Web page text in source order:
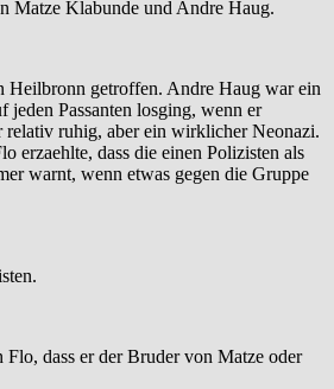
Matze Klabunde und Andre Haug.
Heilbronn getroffen. Andre Haug war ein
jeden Passanten losging, wenn er
relativ ruhig, aber ein wirklicher Neonazi.
erzaehlte, dass die einen Polizisten als
warnt, wenn etwas gegen die Gruppe
dass er der Bruder von Matze oder